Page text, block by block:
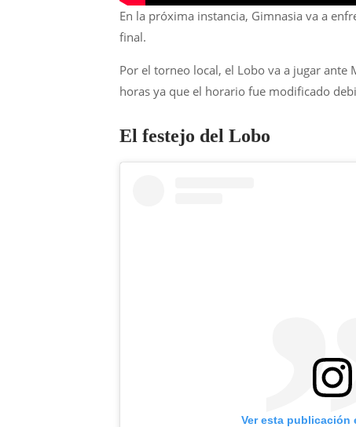
En la próxima instancia, Gimnasia va a
final.
Por el torneo local, el Lobo va a jugar
horas ya que el horario fue modificado
El festejo del Lobo
Ver esta publicación